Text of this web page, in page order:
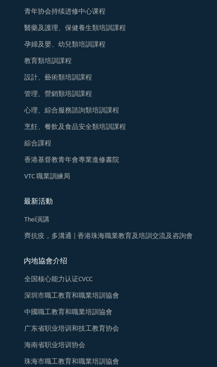
青年协会持续进修中心课程
醫藥及護理、保健養生類培訓課程
孕婦及嬰、幼兒類培訓課程
教育類培訓課程
設計、藝術類培訓課程
管理、營銷類培訓課程
心理、綜合服務諮詢類培訓課程
烹飪、餐飲及食品安全類培訓課程
綜合課程
香港基督教青年會專業進修書院
VTC 職業訓練局
最新活動
Thei演講
齊抗疫，多溝通 | 香港珠海職業教育及培訓交流及咨詢會
内地協會介绍
全国核心能力认证CVCC
深圳市職工教育和職業培訓協會
中國職工教育和職業培訓協會
广东省职业培训和技工教育协会
海南省职业培训协会
珠海市職工教育和職業培訓協會